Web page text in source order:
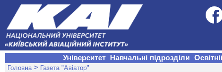
Університет Навчальні підрозділи
Головна > Газета "Авіатор"